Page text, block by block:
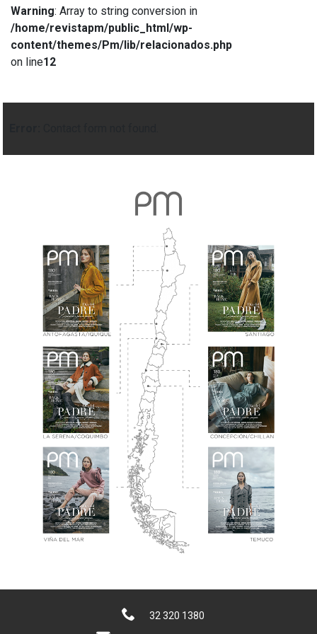
Warning: Array to string conversion in
/home/revistapm/public_html/wp-
content/themes/Pm/lib/relacionados.php
on line12
32 320 1380